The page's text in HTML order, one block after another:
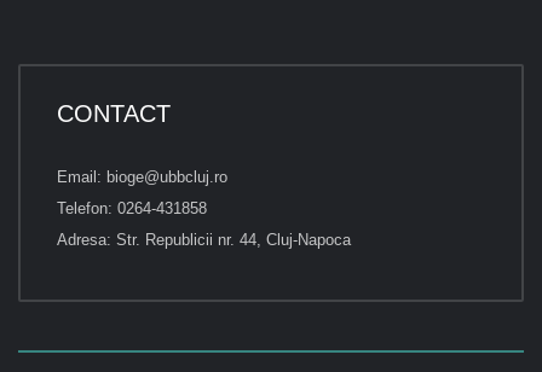
CONTACT
Email: bioge@ubbcluj.ro
Telefon: 0264-431858
Adresa: Str. Republicii nr. 44, Cluj-Napoca